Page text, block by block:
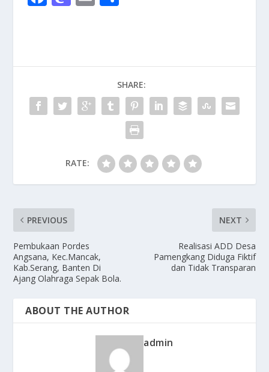
o
o
k
o
n SHARE:
RATE:
PREVIOUS
Pembukaan Pordes
Angsana, Kec.Mancak,
Kab.Serang, Banten Di
Ajang Olahraga Sepak Bola.
NEXT
Realisasi ADD Desa
Pamengkang Diduga Fiktif
dan Tidak Transparan
ABOUT THE AUTHOR
admin